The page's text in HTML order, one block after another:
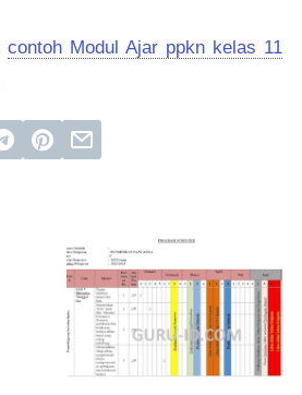
contoh Modul Ajar ppkn kelas 11